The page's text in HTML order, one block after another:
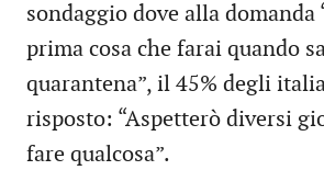
sondaggio dove alla domanda
prima cosa che farai quando
quarantena”, il 45% degli
risposto: “Aspetterò diversi
fare qualcosa”.